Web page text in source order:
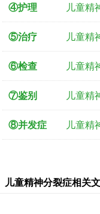
④护理 儿童精
⑤治疗 儿童精
⑥检查 儿童精
⑦鉴别 儿童精
⑧并发症 儿童精
儿童精神分裂症相关